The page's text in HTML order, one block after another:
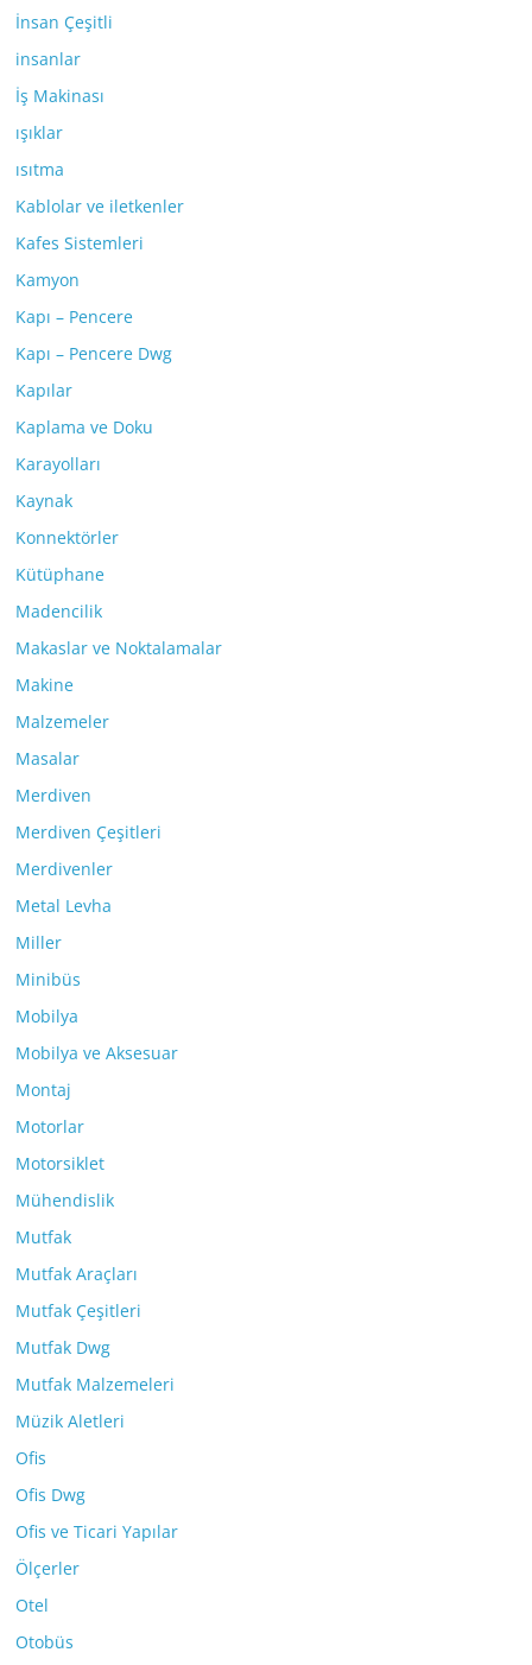
İnsan Çeşitli
insanlar
İş Makinası
ışıklar
ısıtma
Kablolar ve iletkenler
Kafes Sistemleri
Kamyon
Kapı – Pencere
Kapı – Pencere Dwg
Kapılar
Kaplama ve Doku
Karayolları
Kaynak
Konnektörler
Kütüphane
Madencilik
Makaslar ve Noktalamalar
Makine
Malzemeler
Masalar
Merdiven
Merdiven Çeşitleri
Merdivenler
Metal Levha
Miller
Minibüs
Mobilya
Mobilya ve Aksesuar
Montaj
Motorlar
Motorsiklet
Mühendislik
Mutfak
Mutfak Araçları
Mutfak Çeşitleri
Mutfak Dwg
Mutfak Malzemeleri
Müzik Aletleri
Ofis
Ofis Dwg
Ofis ve Ticari Yapılar
Ölçerler
Otel
Otobüs